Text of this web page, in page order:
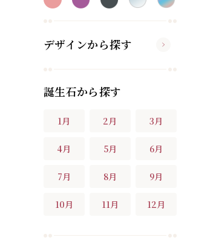
デザインから探す
誕生石から探す
1月 2月 3月
4月 5月 6月
7月 8月 9月
10月 11月 12月